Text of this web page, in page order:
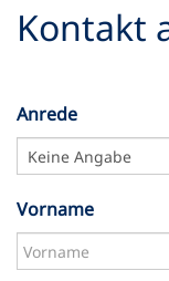
Kontakt
Anrede
Vorname